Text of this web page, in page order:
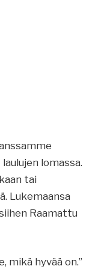
lomassa.
tai
Lukemaansa
Raamattu
mikä hyvää on.”